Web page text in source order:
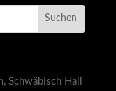
Schwäbisch Hall